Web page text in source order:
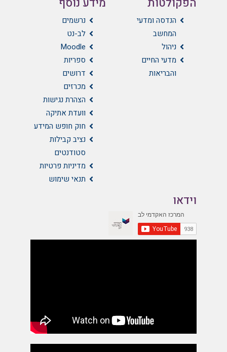
הנדסה ומדעי
המחשב
ניהול
מדעי החיים
והבריאות
נרשמים
לב-נט
Moodle
ספריות
דרושים
מכרזים
הצהרת נגישות
וועדת אתיקה
חוק חופש המידע
נציב קבילות
סטודנטים
מדיניות פרטיות
תנאי שימוש
וידאו